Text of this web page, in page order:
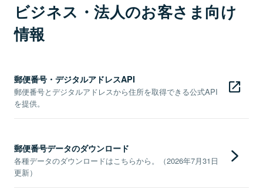
ビジネス・法人のお客さま向け
情報
郵便番号・デジタルアドレスAPI
郵便番号とデジタルアドレスから住所を取得できる公式API
を提供。
郵便番号データのダウンロード
各種データのダウンロードはこちらから。（2026年7月31日
更新）